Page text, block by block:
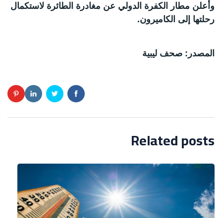
وأعلن مطار الكفرة الدولي عن مغادرة الطائرة لاستكمال
رحلتها إلى الكاميرون.
المصدر: صحف ليبية
Related posts